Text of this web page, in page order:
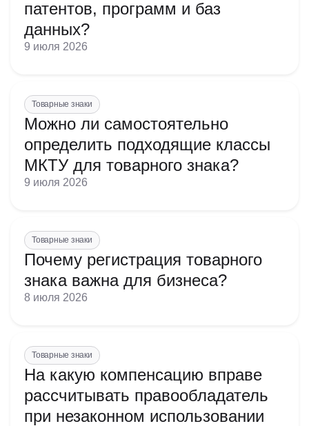
патентов, программ и баз
данных?
9 июля 2026
Товарные знаки
Можно ли самостоятельно
определить подходящие классы
МКТУ для товарного знака?
9 июля 2026
Товарные знаки
Почему регистрация товарного
знака важна для бизнеса?
8 июля 2026
Товарные знаки
На какую компенсацию вправе
рассчитывать правообладатель
при незаконном использовании
деятельности промышленного или торгового
предприятия;
предприятием;
помощь в управлении делами или в коммерческой
деятельности промышленного или торгового
предприятия;
деятельности промышленного или торгового
предприятия;
деятельности промышленного или торгового
предприятия;